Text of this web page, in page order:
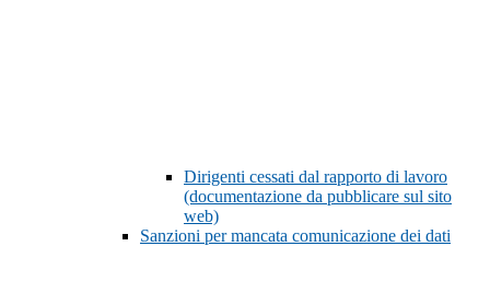
Dirigenti cessati dal rapporto di lavoro
(documentazione da pubblicare sul sito
web)
Sanzioni per mancata comunicazione dei dati